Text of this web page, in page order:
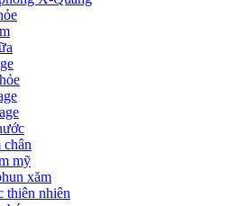
chân
mỹ
xăm
thiên nhiên